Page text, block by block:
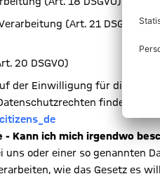
(Art. 21 DSGVO;
20 DSGVO)
der Einwilligung für die
findest Du
- Kann ich mich irgendwo
uns oder einer so genannten
wie das Gesetz es